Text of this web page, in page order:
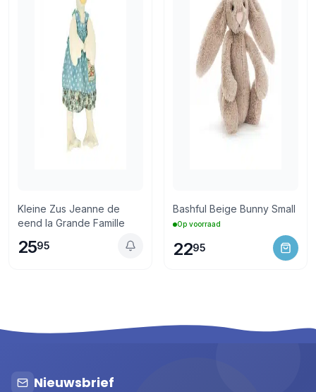
Kleine Zus Jeanne de
eend la Grande Famille
2595
Bashful Beige Bunny Small
Op voorraad
2295
Nieuwsbrief